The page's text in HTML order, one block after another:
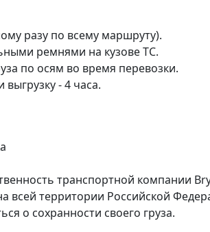
разу по всему маршруту).
ремнями на кузове ТС.
по осям во время перевозки.
- 4 часа.
транспортной компании
всей территории Российской
о сохранности своего груза.